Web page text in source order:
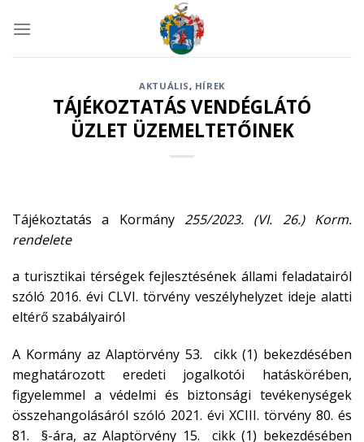
AKTUÁLIS, HÍREK
TÁJÉKOZTATÁS VENDÉGLÁTÓ
ÜZLET ÜZEMELTETŐINEK
Tájékoztatás a Kormány 255/2023. (VI. 26.) Korm.
rendelete
a turisztikai térségek fejlesztésének állami feladatairól
szóló 2016. évi CLVI. törvény veszélyhelyzet ideje alatti
eltérő szabályairól
A Kormány az Alaptörvény 53. cikk (1) bekezdésében
meghatározott eredeti jogalkotói hatáskörében,
figyelemmel a védelmi és biztonsági tevékenységek
összehangolásáról szóló 2021. évi XCIII. törvény 80. és
81. §-ára, az Alaptörvény 15. cikk (1) bekezdésében